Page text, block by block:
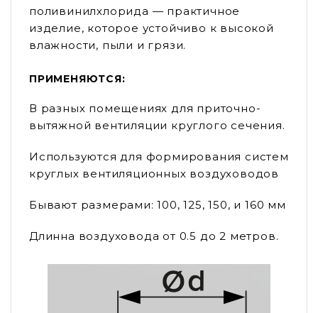
поливинилхлорида — практичное
изделие, которое устойчиво к высокой
влажности, пыли и грязи.
ПРИМЕНЯЮТСЯ:
В разных помещениях для приточно-
вытяжной вентиляции круглого сечения.
Используются для формирования систем
круглых вентиляционных воздуховодов
Бывают размерами: 100, 125, 150, и 160 мм
Длинна воздуховода от 0.5 до 2 метров.